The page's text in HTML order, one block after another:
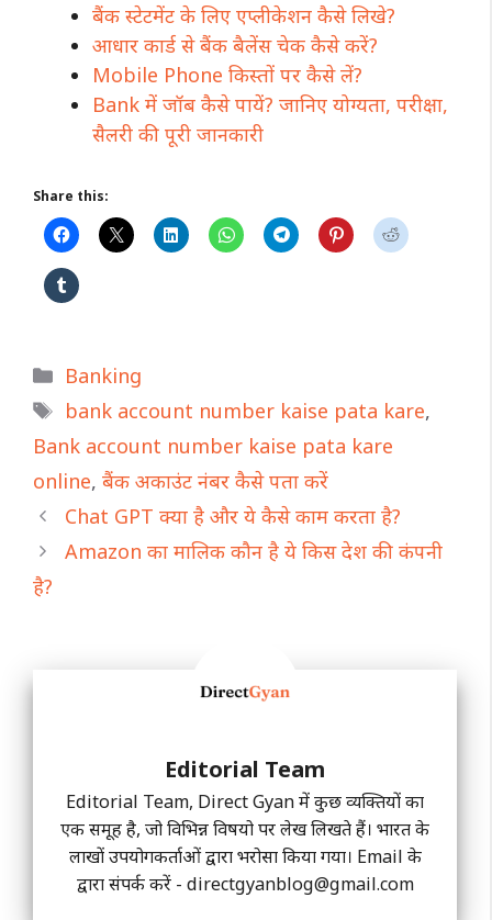
बैंक स्टेटमेंट के लिए एप्लीकेशन कैसे लिखे?
आधार कार्ड से बैंक बैलेंस चेक कैसे करें?
Mobile Phone किस्तों पर कैसे लें?
Bank में जॉब कैसे पायें? जानिए योग्यता, परीक्षा,
सैलरी की पूरी जानकारी
Share this:
Categories
Banking
Tags
bank account number kaise pata kare,
Bank account number kaise pata kare
online, बैंक अकाउंट नंबर कैसे पता करें
Chat GPT क्या है और ये कैसे काम करता है?
Amazon का मालिक कौन है ये किस देश की कंपनी
है?
Editorial Team
Editorial Team, Direct Gyan में कुछ व्यक्तियों का
एक समूह है, जो विभिन्न विषयो पर लेख लिखते हैं। भारत के
लाखों उपयोगकर्ताओं द्वारा भरोसा किया गया। Email के
द्वारा संपर्क करें - directgyanblog@gmail.com